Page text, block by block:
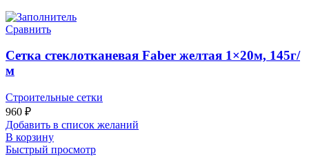
Сравнить
Сетка стеклотканевая Faber желтая 1×20м, 145г/
м
Строительные сетки
960 ₽
Добавить в список желаний
В корзину
Быстрый просмотр